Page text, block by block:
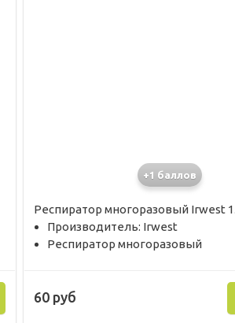
+1 баллов
Респиратор многоразовый Irwest
Производитель: Irwest
Респиратор многоразовый
60 руб